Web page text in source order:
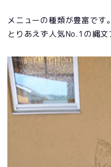
メニューの種類が豊富です。
とりあえず人気No.1の縄文